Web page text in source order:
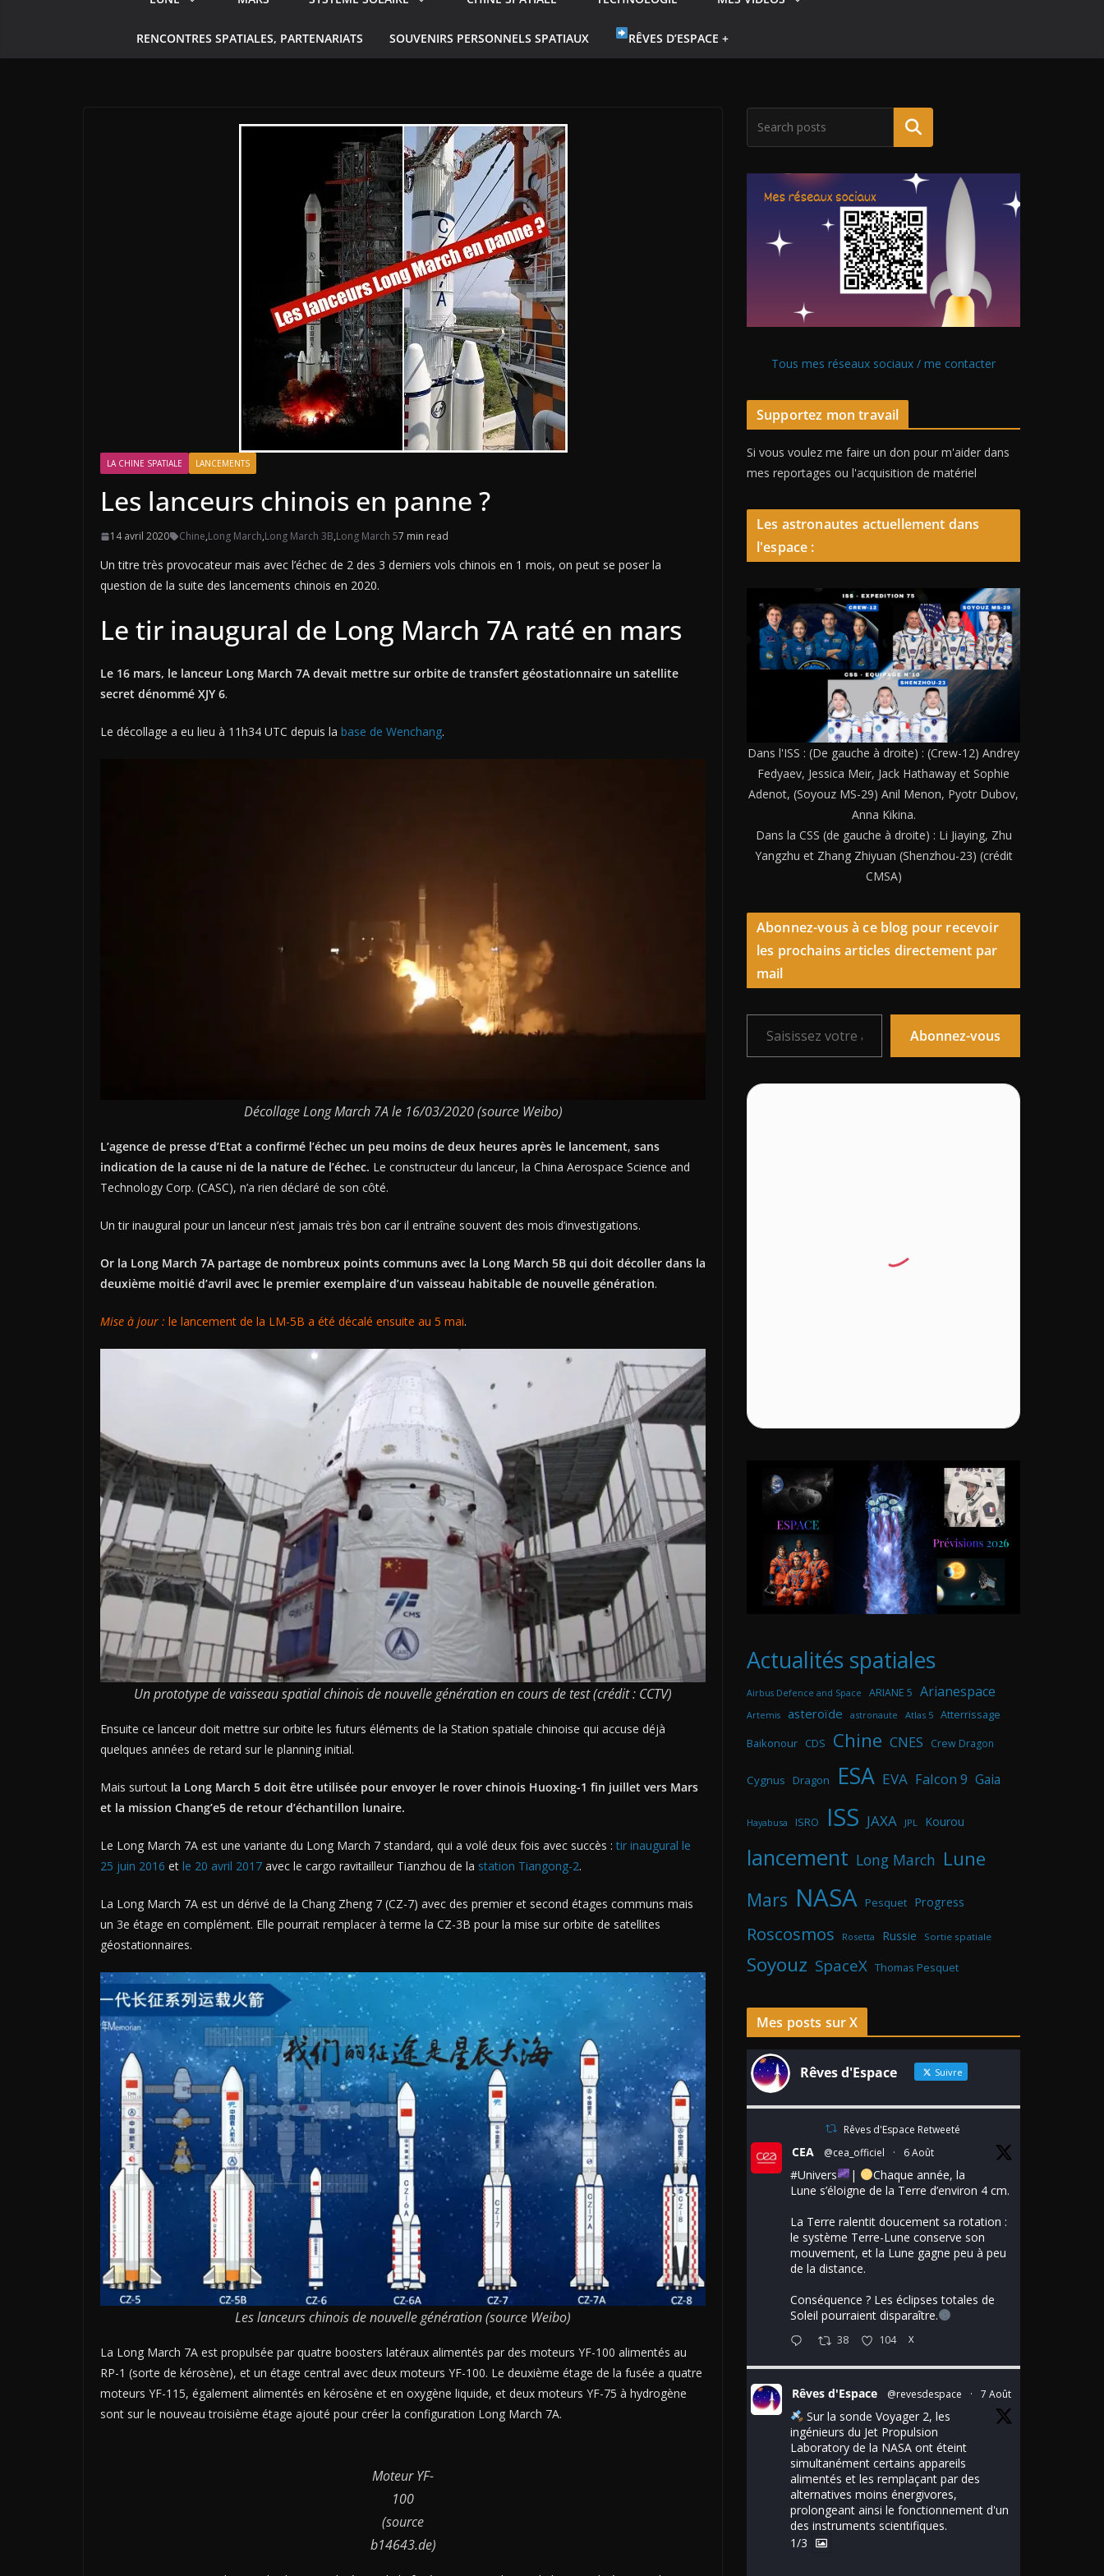
RENCONTRES SPATIALES, PARTENARIATS SOUVENIRS PERSONNELS SPATIAUX RÊVES D’ESPACE +
LA CHINE SPATIALE LANCEMENTS
Les lanceurs chinois en panne ?
14 avril 2020 Chine,Long March,Long March 3B,Long March 57 min read
Un titre très provocateur mais avec l’échec de 2 des 3 derniers vols chinois en 1 mois, on peut se poser la
question de la suite des lancements chinois en 2020.
Le tir inaugural de Long March 7A raté en mars
Le 16 mars, le lanceur Long March 7A devait mettre sur orbite de transfert géostationnaire un satellite
secret dénommé XJY 6.
Le décollage a eu lieu à 11h34 UTC depuis la base de Wenchang.
Décollage Long March 7A le 16/03/2020 (source Weibo)
L’agence de presse d’Etat a confirmé l’échec un peu moins de deux heures après le lancement, sans
indication de la cause ni de la nature de l’échec. Le constructeur du lanceur, la China Aerospace Science and
Technology Corp. (CASC), n’a rien déclaré de son côté.
Un tir inaugural pour un lanceur n’est jamais très bon car il entraîne souvent des mois d’investigations.
Or la Long March 7A partage de nombreux points communs avec la Long March 5B qui doit décoller dans la
deuxième moitié d’avril avec le premier exemplaire d’un vaisseau habitable de nouvelle génération.
Mise à jour : le lancement de la LM-5B a été décalé ensuite au 5 mai.
Un prototype de vaisseau spatial chinois de nouvelle génération en cours de test (crédit : CCTV)
Ensuite ce lanceur doit mettre sur orbite les futurs éléments de la Station spatiale chinoise qui accuse déjà
quelques années de retard sur le planning initial.
Mais surtout la Long March 5 doit être utilisée pour envoyer le rover chinois Huoxing-1 fin juillet vers Mars
et la mission Chang’e5 de retour d’échantillon lunaire.
Le Long March 7A est une variante du Long March 7 standard, qui a volé deux fois avec succès :tir inaugural le
25 juin 2016 et le 20 avril 2017 avec le cargo ravitailleur Tianzhou de la station Tiangong-2.
La Long March 7A est un dérivé de la Chang Zheng 7 (CZ-7) avec des premier et second étages communs mais
un 3e étage en complément. Elle pourrait remplacer à terme la CZ-3B pour la mise sur orbite de satellites
géostationnaires.
Les lanceurs chinois de nouvelle génération (source Weibo)
La Long March 7A est propulsée par quatre boosters latéraux alimentés par des moteurs YF-100 alimentés au
RP-1 (sorte de kérosène), et un étage central avec deux moteurs YF-100. Le deuxième étage de la fusée a quatre
moteurs YF-115, également alimentés en kérosène et en oxygène liquide, et deux moteurs YF-75 à hydrogène
sont sur le nouveau troisième étage ajouté pour créer la configuration Long March 7A.
Moteur YF-
100
(source
b14643.de)
Tous mes réseaux sociaux / me contacter
Supportez mon travail
Si vous voulez me faire un don pour m'aider dans
mes reportages ou l'acquisition de matériel
Les astronautes actuellement dans
l'espace :
Dans l'ISS : (De gauche à droite) : (Crew-12) Andrey
Fedyaev, Jessica Meir, Jack Hathaway et Sophie
Adenot, (Soyouz MS-29) Anil Menon, Pyotr Dubov,
Anna Kikina.
Dans la CSS (de gauche à droite) : Li Jiaying, Zhu
Yangzhu et Zhang Zhiyuan (Shenzhou-23) (crédit
CMSA)
Abonnez-vous à ce blog pour recevoir
les prochains articles directement par
mail
Saisissez votre adresse e-mail…
Abonnez-vous
Actualités spatiales
Airbus Defence and Space ARIANE 5 Arianespace
Artemis asteroïde astronaute Atlas 5 Atterrissage
Baikonour CDS Chine CNES Crew Dragon
Cygnus Dragon ESA EVA Falcon 9 Gaia
Hayabusa ISRO ISS JAXA JPL Kourou
lancement Long March Lune
Mars NASA Pesquet Progress
Roscosmos Rosetta Russie Sortie spatiale
Soyouz SpaceX Thomas Pesquet
Mes posts sur X
Rêves d'Espace Suivre
Rêves d'Espace Retweeté
CEA @cea_officiel · 6 Août
#Univers |
Chaque année, la
Lune s’éloigne de la Terre d’environ 4 cm.
La Terre ralentit doucement sa rotation :
le système Terre-Lune conserve son
mouvement, et la Lune gagne peu à peu
de la distance.
Conséquence ? Les éclipses totales de
Soleil pourraient disparaître.
38 104 X
Rêves d'Espace @revesdespace · 7 Août
Sur la sonde Voyager 2, les
ingénieurs du Jet Propulsion
Laboratory de la NASA ont éteint
simultanément certains appareils
alimentés et les remplaçant par des
alternatives moins énergivores,
prolongeant ainsi le fonctionnement d'un
des instruments scientifiques.
1/3